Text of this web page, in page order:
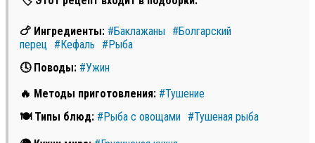
🍗 Ингредиенты: #Баклажаны #Болгарский
перец #Кефаль
#Рыба
🕓 Поводы: #Ужин
🔥 Методы приготовления: #Тушение
🍽 Типы блюд: #Рыба с овощами #Тушеная рыба